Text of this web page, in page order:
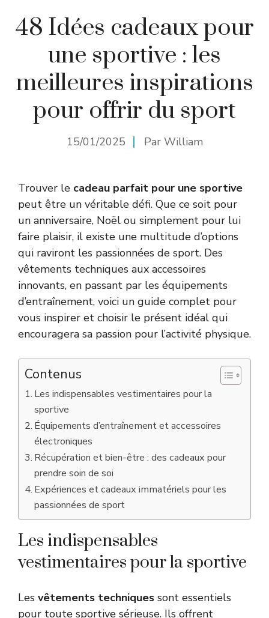
48 Idées cadeaux pour
une sportive : les
meilleures inspirations
pour offrir du sport
15/01/2025 Par William
Trouver le cadeau parfait pour une sportive
peut être un véritable défi. Que ce soit pour
un anniversaire, Noël ou simplement pour lui
faire plaisir, il existe une multitude d’options
qui raviront les passionnées de sport. Des
vêtements techniques aux accessoires
innovants, en passant par les équipements
d’entraînement, voici un guide complet pour
vous inspirer et choisir le présent idéal qui
encouragera sa passion pour l’activité physique.
Contenus
Les indispensables vestimentaires pour la
sportive
Équipements d’entraînement et accessoires
électroniques
Récupération et bien-être : des cadeaux pour
prendre soin de soi
Expériences et cadeaux immatériels pour les
passionnées de sport
Les indispensables
vestimentaires pour la sportive
Les vêtements techniques sont essentiels
pour toute sportive sérieuse. Ils offrent